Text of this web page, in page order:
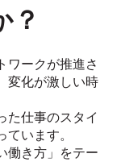
？
ワークが推進さ
変化が激しい時
た仕事のスタイ
います。
働き方」をテー